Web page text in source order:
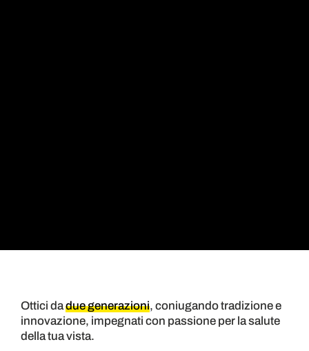
Ottici dadue generazioni, coniugando tradizione e
innovazione, impegnati con passione per la salute
della tua vista.